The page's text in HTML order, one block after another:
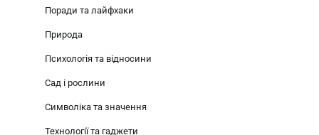
Поради та лайфхаки
Природа
Психологія та відносини
Сад і рослини
Символіка та значення
Технології та гаджети